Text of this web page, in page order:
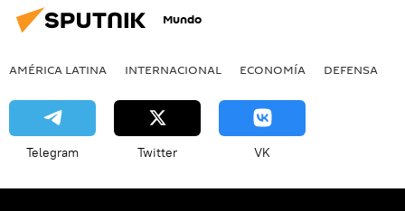
Mundo
AMÉRICA LATINA INTERNACIONAL ECONOMÍA DEFENSA
Telegram Twitter VK